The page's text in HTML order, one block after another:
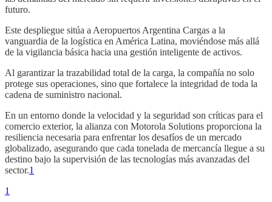
futuro.
Este despliegue sitúa a Aeropuertos Argentina Cargas a la
vanguardia de la logística en América Latina, moviéndose más allá
de la vigilancia básica hacia una gestión inteligente de activos.
Al garantizar la trazabilidad total de la carga, la compañía no solo
protege sus operaciones, sino que fortalece la integridad de toda la
cadena de suministro nacional.
En un entorno donde la velocidad y la seguridad son críticas para el
comercio exterior, la alianza con Motorola Solutions proporciona la
resiliencia necesaria para enfrentar los desafíos de un mercado
globalizado, asegurando que cada tonelada de mercancía llegue a su
destino bajo la supervisión de las tecnologías más avanzadas del
sector.1
1